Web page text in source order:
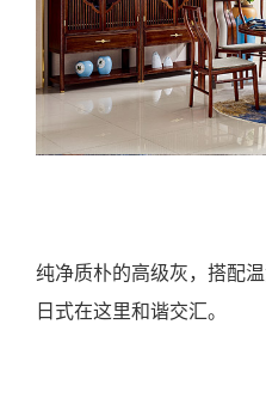
纯净质朴的高级灰，搭配
日式在这里和谐交汇。